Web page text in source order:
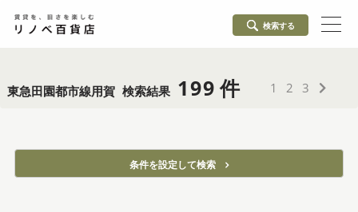
検索する
東急田園都市線用賀 検索結果 199 1 2 3
条件を設定して検索